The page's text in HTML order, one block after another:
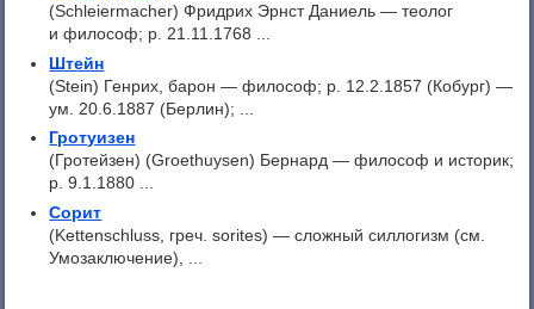
(Schleiermacher) Фридрих Эрнст Даниель — теолог
и философ; р. 21.11.1768 ...
Штейн
(Stein) Генрих, барон — философ; p. 12.2.1857 (Кобург) —
ум. 20.6.1887 (Берлин); ...
Гротуизен
(Гротейзен) (Groethuysen) Бернард — философ и историк;
p. 9.1.1880 ...
Сорит
(Kettenschluss, греч. sorites) — сложный силлогизм (см.
Умозаключение), ...